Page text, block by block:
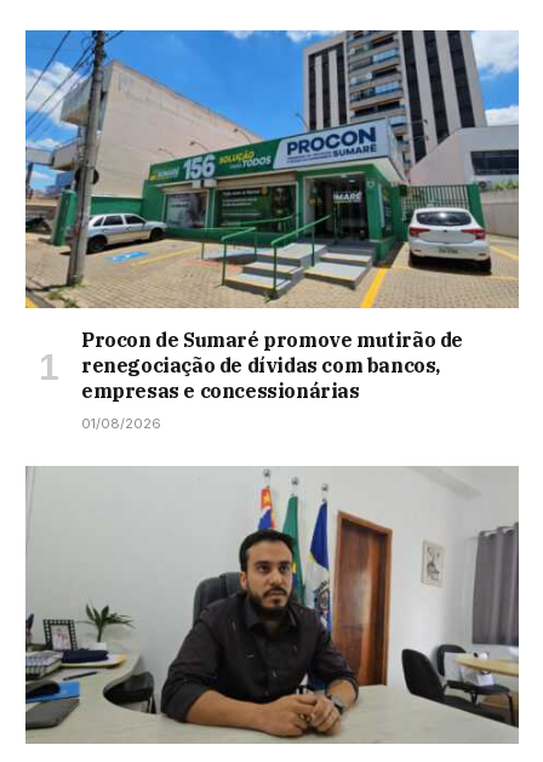
Procon de Sumaré promove mutirão de
renegociação de dívidas com bancos,
empresas e concessionárias
01/08/2026